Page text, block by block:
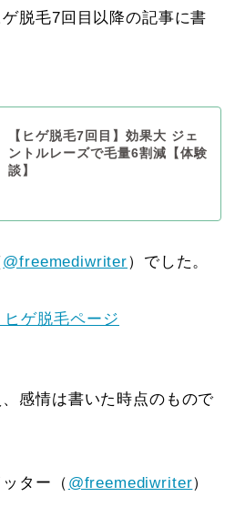
脱毛7回目以降の記事に書
【ヒゲ脱毛7回目】効果大 ジェ
ントルレーズで毛量6割減【体験
談】
@freemediwriter）でした。
ゲ脱毛ページ
感情は書いた時点のもので
ター（ @freemediwriter）